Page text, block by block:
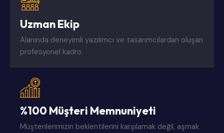
Uzman Ekip
Alanında deneyimli yazılımcı ve tasarımcılardan oluşan
profesyonel kadro.
%100 Müşteri Memnuniyeti
Müşterilerimizin beklentilerini karşılamak değil, aşmak